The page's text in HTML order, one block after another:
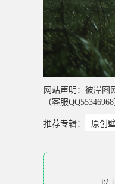
网站声明：彼岸图
（客服
推荐专辑： 原创